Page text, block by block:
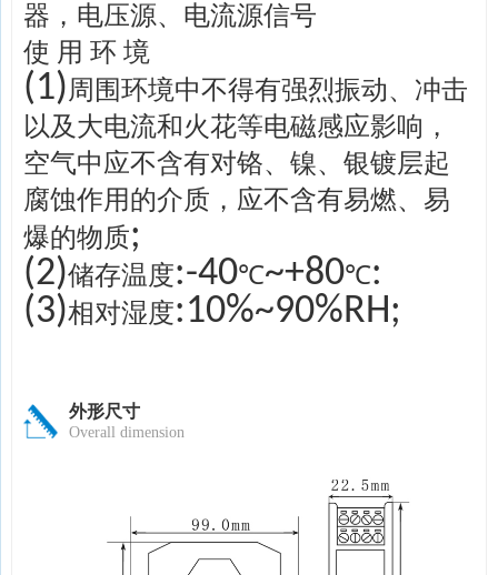
器，电压源、电流源信号
使 用 环 境
(1)周围环境中不得有强烈振动、冲击
以及大电流和火花等电磁感应影响，
空气中应不含有对铬、镍、银镀层起
腐蚀作用的介质，应不含有易燃、易
爆的物质;
(2)储存温度:-40℃~+80℃:
(3)相对湿度:10%~90%RH;
外形尺寸
Overall dimension